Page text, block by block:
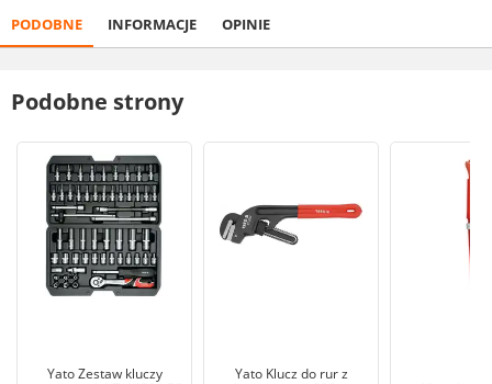
PODOBNE INFORMACJE OPINIE
Podobne strony
Yato Zestaw kluczy
Yato Klucz do rur z